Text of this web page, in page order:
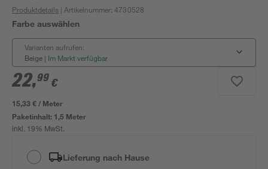
Produktdetails | Artikelnummer:4730528
Farbe auswählen
Varianten aufrufen:
Beige | Im Markt verfügbar
22,99 €
15,33 € / Meter
Paketinhalt: 1,5 Meter
inkl. 19% MwSt.
Lieferung nach Hause